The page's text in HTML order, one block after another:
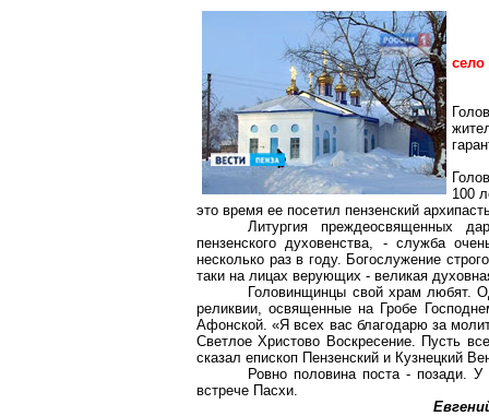
100
это время ее посетил пензенский
Литургия преждеосвященных
пензенского духовенства, - служба
несколько раз в году. Богослужение
таки на лицах верующих - великая
Головинщинцы свой храм любят.
реликвии, освященные на Гробе
Афонской. «Я всех вас благодарю за
Светлое Христово Воскресение. Пусть
сказал епископ Пензенский и Кузнецкий
Ровно половина поста - позади.
встрече Пасхи.